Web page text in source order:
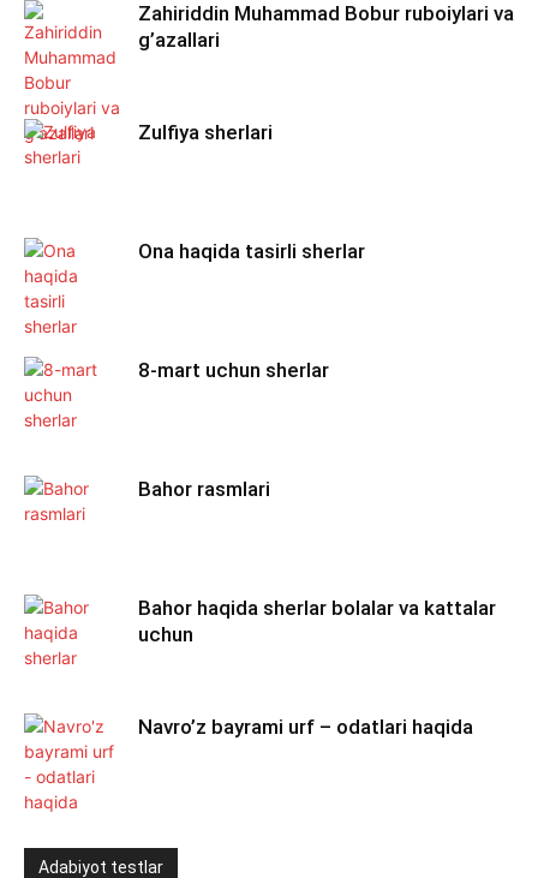
Zahiriddin Muhammad Bobur ruboiylari va
g’azallari
Zulfiya sherlari
Ona haqida tasirli sherlar
8-mart uchun sherlar
Bahor rasmlari
Bahor haqida sherlar bolalar va kattalar
uchun
Navro’z bayrami urf – odatlari haqida
Adabiyot testlar